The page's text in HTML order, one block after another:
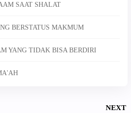
SAAT SHALAT
BERSTATUS MAKMUM
YANG TIDAK BISA BERDIRI
NEXT